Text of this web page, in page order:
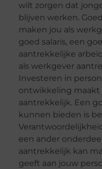
wilt zorgen dat
blijven werken.
maken jou als
goed salaris, een
aantrekkelijke
als werkgever
Investeren in
ontwikkeling maakt
aantrekkelijk. Een
kunnen bieden is
een ander
aantrekkelijk kan
geeft aan jouw